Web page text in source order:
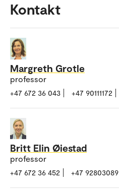
Kontakt
Margreth Grotle
professor
+47 672 36 043 +47 90111172
Britt Elin Øiestad
professor
+47 672 36 452 +47 92803089